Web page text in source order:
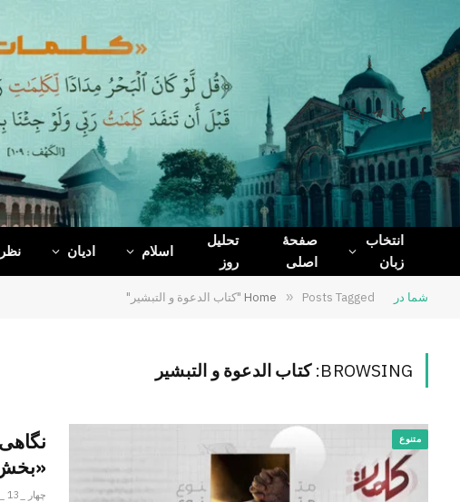
Facebook
X
(Twitter)
Telegram
WhatsApp
انتخاب
زبان
صفحۀ
اصلی
تحلیل
روز
اسلام ادیان
شما در Home » Posts Tagged "کتاب الدعوة و التبشیر"
BROWSING: کتاب الدعوة و التبشیر
متنوع
چهار _13 _آگست _2025AH 13-8-2025AD